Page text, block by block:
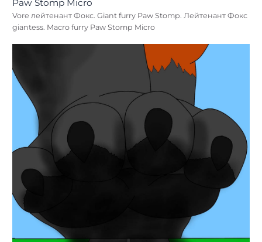
Vore лейтенант Фокс. Giant furry Paw Stomp. Лейтенант Фокс
giantess. Macro furry Paw Stomp Micro